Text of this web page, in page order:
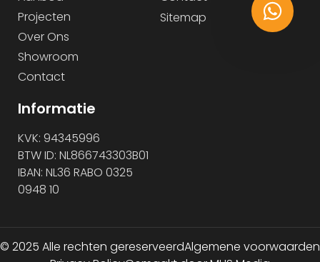
Projecten
Over Ons
Showroom
Contact
Sitemap
Informatie
KVK: 94345996
BTW ID: NL866743303B01
IBAN: NL36 RABO 0325
0948 10
© 2025 Alle rechten gereserveerdAlgemene voorwaarden